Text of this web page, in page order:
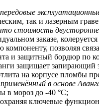
так и лазерным
стоимость
заказе,
позволяя
и защитный бордюр
защищает запирающий
на корпусе пломбы
в основе
в мороз до -40 °С;
ключевые